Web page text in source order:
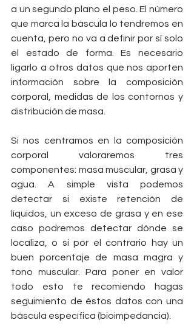
a un segundo plano el peso. El número
que marca la báscula lo tendremos en
cuenta, pero no va a definir por sí solo
el estado de forma. Es necesario
ligarlo a otros datos que nos aporten
información sobre la composición
corporal, medidas de los contornos y
distribución de masa.
Si nos centramos en la composición
corporal valoraremos tres
componentes: masa muscular, grasa y
agua. A simple vista podemos
detectar si existe retención de
líquidos, un exceso de grasa y en ese
caso podremos detectar dónde se
localiza, o si por el contrario hay un
buen porcentaje de masa magra y
tono muscular. Para poner en valor
todo esto te recomiendo hagas
seguimiento de éstos datos con una
báscula específica (bioimpedancia).